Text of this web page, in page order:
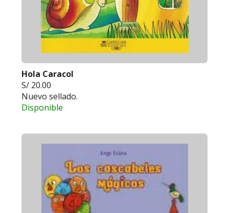
Hola Caracol
S/ 20.00
Nuevo sellado.
Disponible